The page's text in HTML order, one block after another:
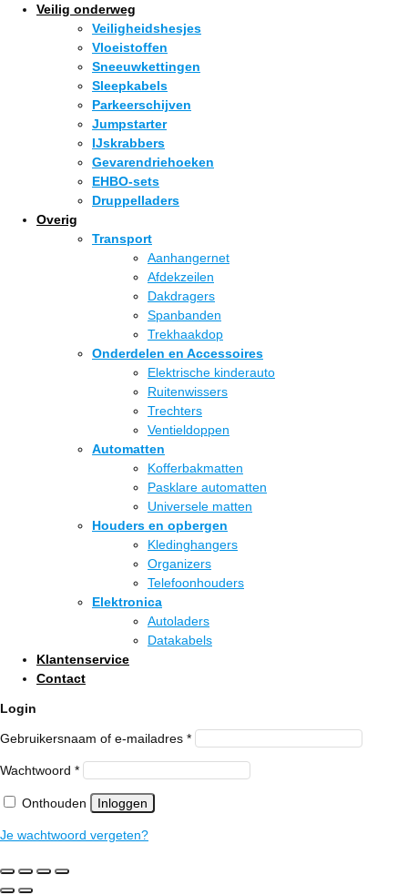
Veilig onderweg
Veiligheidshesjes
Vloeistoffen
Sneeuwkettingen
Sleepkabels
Parkeerschijven
Jumpstarter
IJskrabbers
Gevarendriehoeken
EHBO-sets
Druppelladers
Overig
Transport
Aanhangernet
Afdekzeilen
Dakdragers
Spanbanden
Trekhaakdop
Onderdelen en Accessoires
Elektrische kinderauto
Ruitenwissers
Trechters
Ventieldoppen
Automatten
Kofferbakmatten
Pasklare automatten
Universele matten
Houders en opbergen
Kledinghangers
Organizers
Telefoonhouders
Elektronica
Autoladers
Datakabels
Klantenservice
Contact
Login
Gebruikersnaam of e-mailadres *Vereist
Wachtwoord *Vereist
Onthouden Inloggen
Je wachtwoord vergeten?